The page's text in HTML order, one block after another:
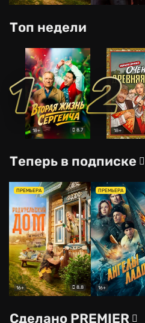
Топ недели
1
18+ 8.7
2
18+
Теперь в подписке
16+ 8.8
ПРЕМЬЕРА
16+
ПРЕМЬЕРА
Сделано PREMIER